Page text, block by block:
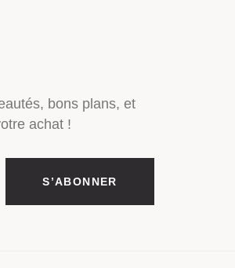
bons plans, et
achat !